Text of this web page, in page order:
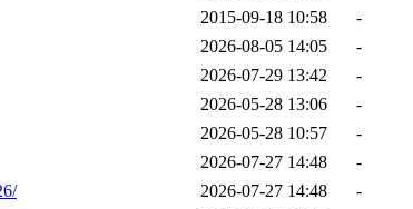
2015-09-18 10:58
-
2026-08-05 14:05
-
2026-07-29 13:42
-
2026-05-28 13:06
-
2026-05-28 10:57
-
2026-07-27 14:48
-
2026-07-27 14:48
-